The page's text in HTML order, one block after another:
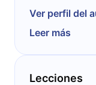
más
la economía,
historia. Ha
BBC y The
Ver perfil del
Leer más
Lecciones